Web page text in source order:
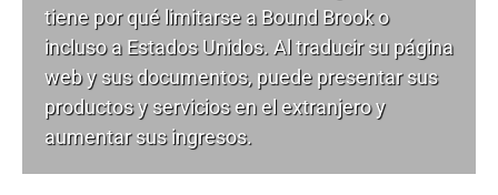
tiene por qué limitarse a Bound Brook o
incluso a Estados Unidos. Al traducir su página
web y sus documentos, puede presentar sus
productos y servicios en el extranjero y
aumentar sus ingresos.